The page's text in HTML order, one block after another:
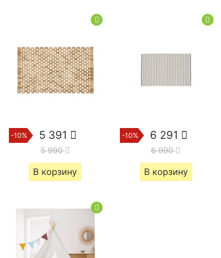
-10% 5 391
5 990
В корзину
-10% 6 291
6 990
В корзину